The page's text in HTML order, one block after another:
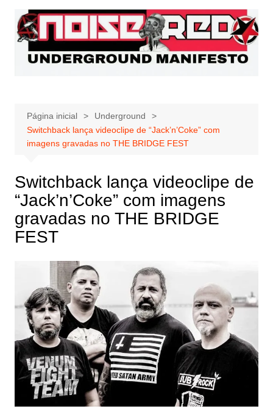
para
conteúdo
Página inicial
Underground
Switchback lança videoclipe de “Jack’n’Coke” com
imagens gravadas no THE BRIDGE FEST
Switchback lança videoclipe de
“Jack’n’Coke” com imagens
gravadas no THE BRIDGE
FEST